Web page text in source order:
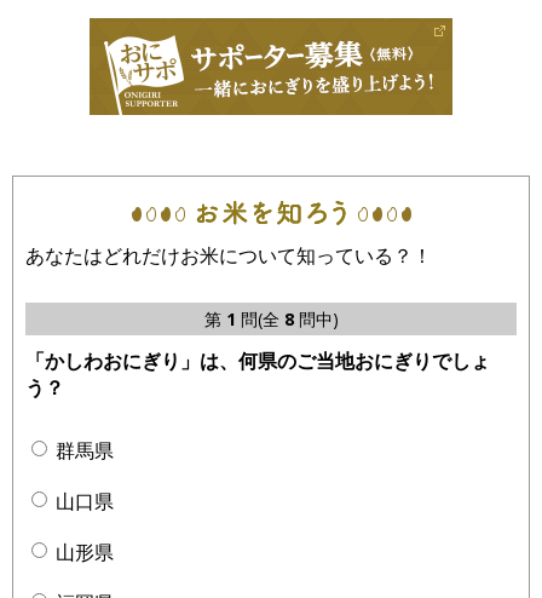
あなたはどれだけお米について知っている？！
第 1 問(全 8問中)
「かしわおにぎり」は、何県のご当地おにぎりでしょ
う？
群馬県
山口県
山形県